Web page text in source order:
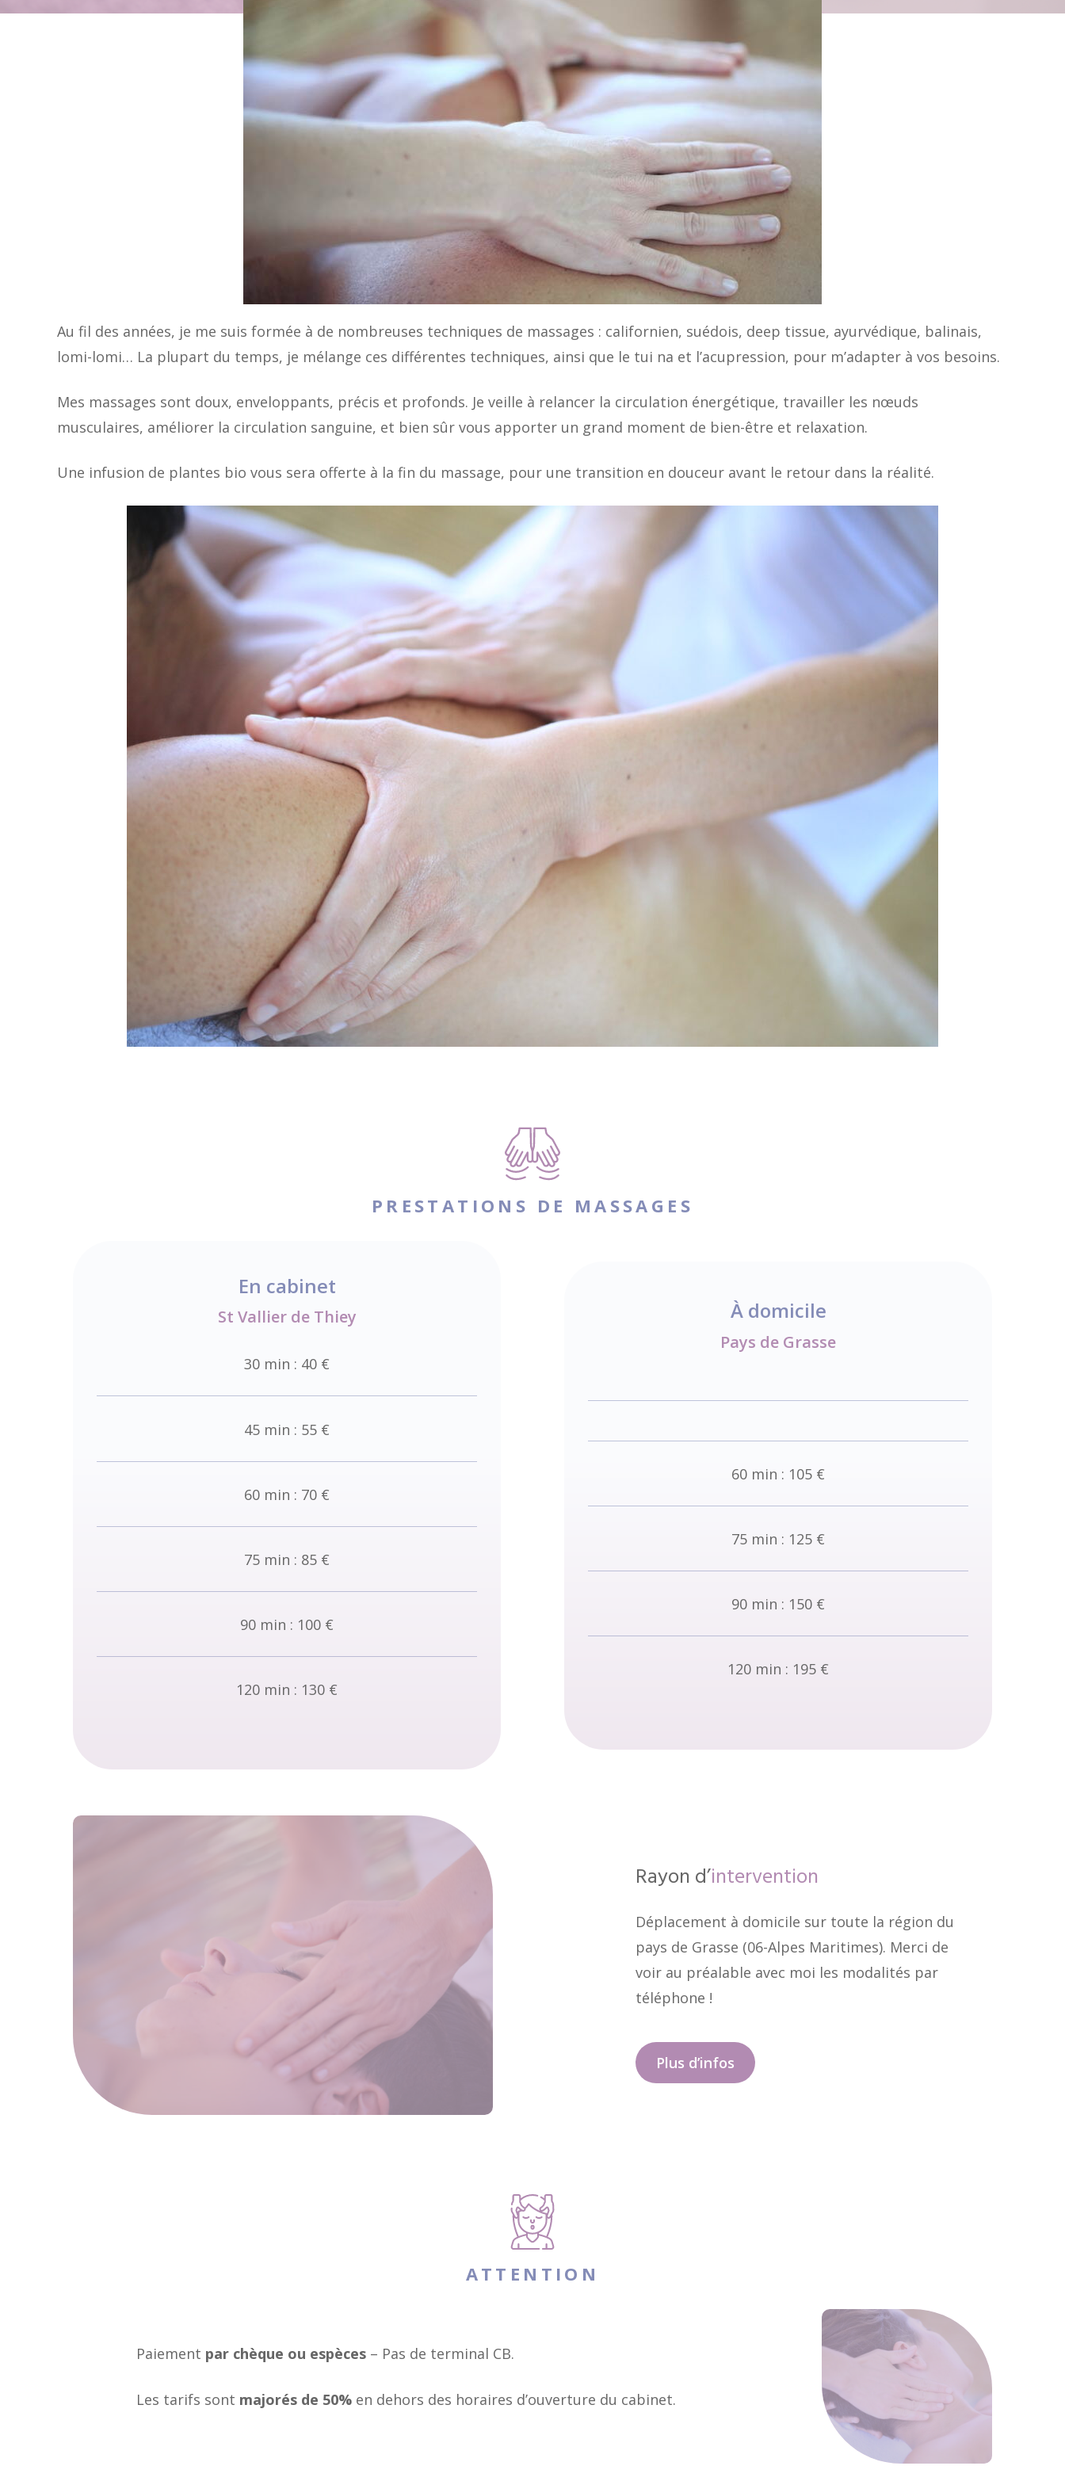
Au fil des années, je me suis formée à de nombreuses techniques de massages : californien, suédois, deep tissue, ayurvédique, balinais,
lomi-lomi… La plupart du temps, je mélange ces différentes techniques, ainsi que le tui na et l’acupression, pour m’adapter à vos besoins.
Mes massages sont doux, enveloppants, précis et profonds. Je veille à relancer la circulation énergétique, travailler les nœuds
musculaires, améliorer la circulation sanguine, et bien sûr vous apporter un grand moment de bien-être et relaxation.
Une infusion de plantes bio vous sera offerte à la fin du massage, pour une transition en douceur avant le retour dans la réalité.
PRESTATIONS DE MASSAGES
En cabinet
St Vallier de Thiey
30 min : 40 €
45 min : 55 €
60 min : 70 €
75 min : 85 €
90 min : 100 €
120 min : 130 €
À domicile
Pays de Grasse
60 min : 105 €
75 min : 125 €
90 min : 150 €
120 min : 195 €
Rayon d’intervention
Déplacement à domicile sur toute la région du
pays de Grasse (06-Alpes Maritimes). Merci de
voir au préalable avec moi les modalités par
téléphone !
Plus d’infos
ATTENTION
Paiement par chèque ou espèces – Pas de terminal CB.
Les tarifs sont majorés de 50% en dehors des horaires d’ouverture du cabinet.